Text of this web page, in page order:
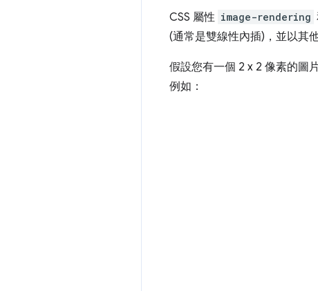
CSS 屬性 image-rendering
(通常是雙線性內插)，並以其
假設您有一個 2 x 2 像素的圖
例如：